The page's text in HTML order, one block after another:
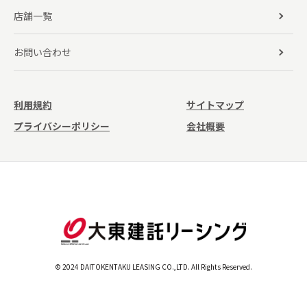
店舗一覧
お問い合わせ
利用規約
サイトマップ
プライバシーポリシー
会社概要
© 2024 DAITOKENTAKU LEASING CO.,LTD. All Rights Reserved.